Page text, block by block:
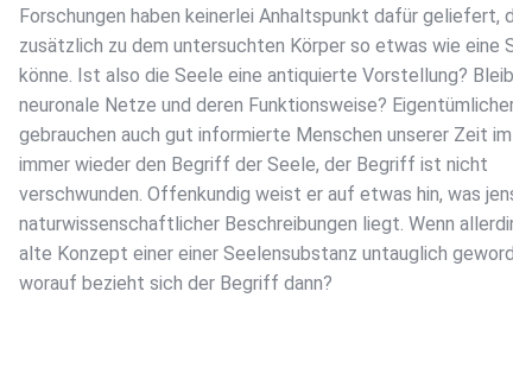
Forschungen haben keinerlei Anhaltspunkt dafür geliefert,
zusätzlich zu dem untersuchten Körper so etwas wie eine
könne. Ist also die Seele eine antiquierte Vorstellung?
neuronale Netze und deren Funktionsweise?
gebrauchen auch gut informierte Menschen unserer Zeit
immer wieder den Begriff der Seele, der Begriff ist nicht
verschwunden. Offenkundig weist er auf etwas hin, was
naturwissenschaftlicher Beschreibungen liegt. Wenn
alte Konzept einer einer Seelensubstanz untauglich
worauf bezieht sich der Begriff dann?